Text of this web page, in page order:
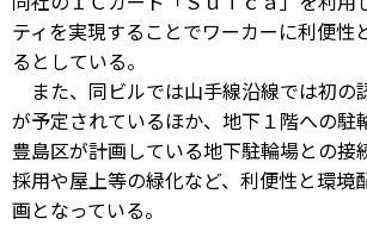
ティを実現することでワーカーに利便性
るとしている。
また、同ビルでは山手線沿線では初の
が予定されているほか、地下１階への駐
豊島区が計画している地下駐輪場との接
採用や屋上等の緑化など、利便性と環境
画となっている。